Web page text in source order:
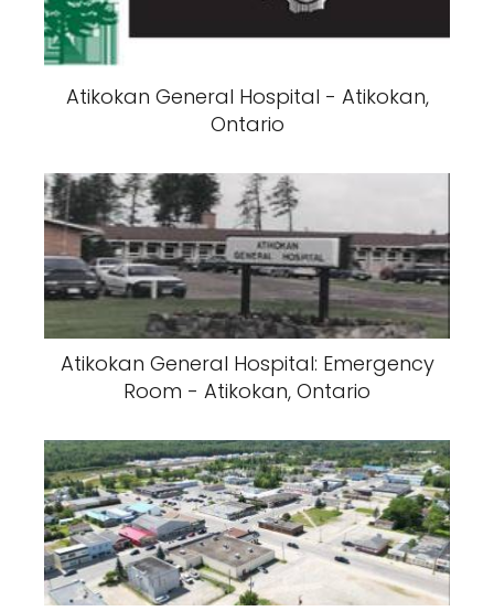
Atikokan General Hospital - Atikokan,
Ontario
Atikokan General Hospital: Emergency
Room - Atikokan, Ontario